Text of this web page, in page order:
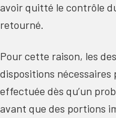
avoir quitté le contrôle
retourné.
Pour cette raison, les
dispositions nécessaires
effectuée dès qu’un
avant que des portions